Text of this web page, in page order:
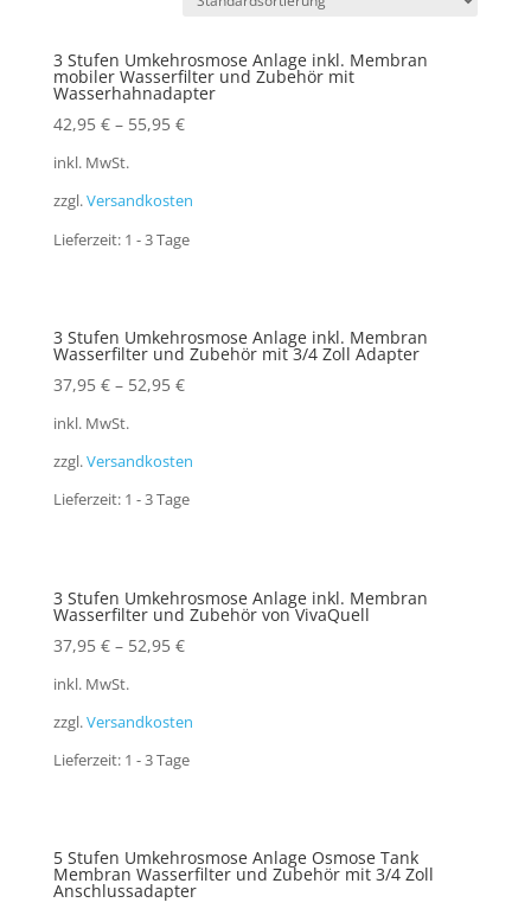
3 Stufen Umkehrosmose Anlage inkl. Membran
mobiler Wasserfilter und Zubehör mit
Wasserhahnadapter
42,95 €– 55,95 €
inkl. MwSt.
zzgl.Versandkosten
Lieferzeit: 1 - 3 Tage
3 Stufen Umkehrosmose Anlage inkl. Membran
Wasserfilter und Zubehör mit 3/4 Zoll Adapter
37,95 €– 52,95 €
inkl. MwSt.
zzgl.Versandkosten
Lieferzeit: 1 - 3 Tage
3 Stufen Umkehrosmose Anlage inkl. Membran
Wasserfilter und Zubehör von VivaQuell
37,95 €– 52,95 €
inkl. MwSt.
zzgl.Versandkosten
Lieferzeit: 1 - 3 Tage
5 Stufen Umkehrosmose Anlage Osmose Tank
Membran Wasserfilter und Zubehör mit 3/4 Zoll
Anschlussadapter